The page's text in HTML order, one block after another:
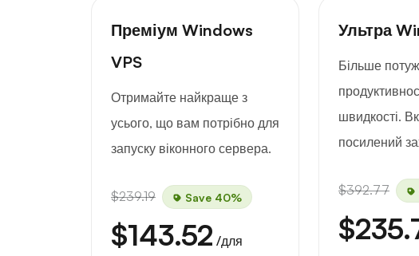
Преміум Windows
VPS
Отримайте найкраще з
усього, що вам потрібно для
запуску віконного сервера.
$239.19 Save 40%
$143.52 /для
Ультра
Більше
швидкості.
посилений
$392.77